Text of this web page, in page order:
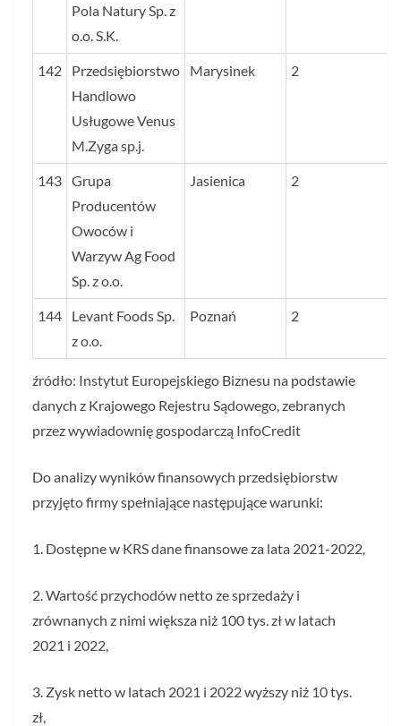
Pola Natury Sp. z
o.o. S.K.
142
Przedsiębiorstwo
Handlowo
Usługowe Venus
M.Zyga sp.j.
Marysinek 2
143 Grupa
Producentów
Owoców i
Warzyw Ag Food
Sp. z o.o.
Jasienica 2
144
Levant Foods Sp.
z o.o.
Poznań 2
źródło: Instytut Europejskiego Biznesu na podstawie
danych z Krajowego Rejestru Sądowego, zebranych
przez wywiadownię gospodarczą InfoCredit
Do analizy wyników finansowych przedsiębiorstw
przyjęto firmy spełniające następujące warunki:
1. Dostępne w KRS dane finansowe za lata 2021-2022,
2. Wartość przychodów netto ze sprzedaży i
zrównanych z nimi większa niż 100 tys. zł w latach
2021 i 2022,
3. Zysk netto w latach 2021 i 2022 wyższy niż 10 tys.
zł,